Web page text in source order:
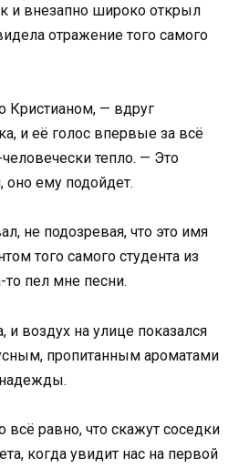
и внезапно широко открыл
отражение того самого
Кристианом, — вдруг
и её голос впервые за всё
тепло. — Это
ему подойдет.
не подозревая, что это имя
того самого студента из
то пел мне песни.
воздух на улице показался
пропитанным ароматами
равно, что скажут соседки
когда увидит нас на первой